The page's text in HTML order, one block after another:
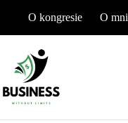
O kongresie O